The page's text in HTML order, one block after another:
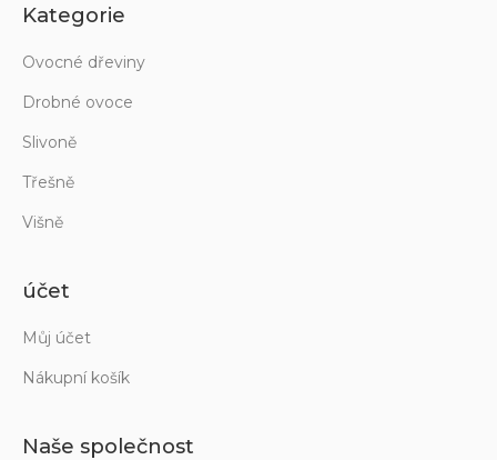
Kategorie
Ovocné dřeviny
Drobné ovoce
Slivoně
Třešně
Višně
účet
Můj účet
Nákupní košík
Naše společnost